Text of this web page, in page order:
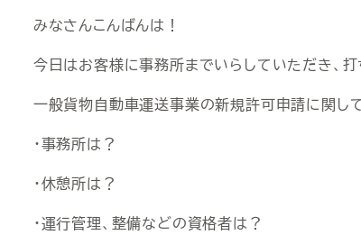
みなさんこんばんは！
今日はお客様に事務所までいらしていただき、打
一般貨物自動車運送事業の新規許可申請に関して
・事務所は？
・休憩所は？
・運行管理、整備などの資格者は？